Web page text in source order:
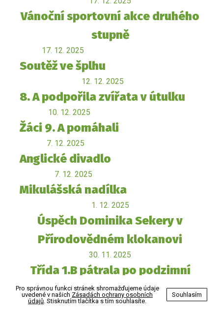
Vánoční sportovní akce druhého
stupně
17. 12. 2025
Soutěž ve šplhu
12. 12. 2025
8. A podpořila zvířata v útulku
10. 12. 2025
Žáci 9. A pomáhali
7. 12. 2025
Anglické divadlo
7. 12. 2025
Mikulášská nadílka
1. 12. 2025
Úspěch Dominika Sekery v
Přírodovědném klokanovi
30. 11. 2025
Třída 1.B pátrala po podzimní
paletě barev
30. 11. 2025
Pro správnou funkci stránek shromažďujeme údaje
uvedené v našich Zásadách ochrany osobních
údajů. Stisknutím tlačítka s tím souhlasíte.
Souhlasím